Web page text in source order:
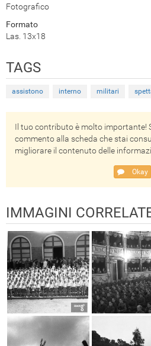
Fotografico
Formato
Las. 13x18
TAGS
assistono interno militari
Il tuo contributo è molto importante!
commento alla scheda che stai
migliorare il contenuto delle
Okay
IMMAGINI